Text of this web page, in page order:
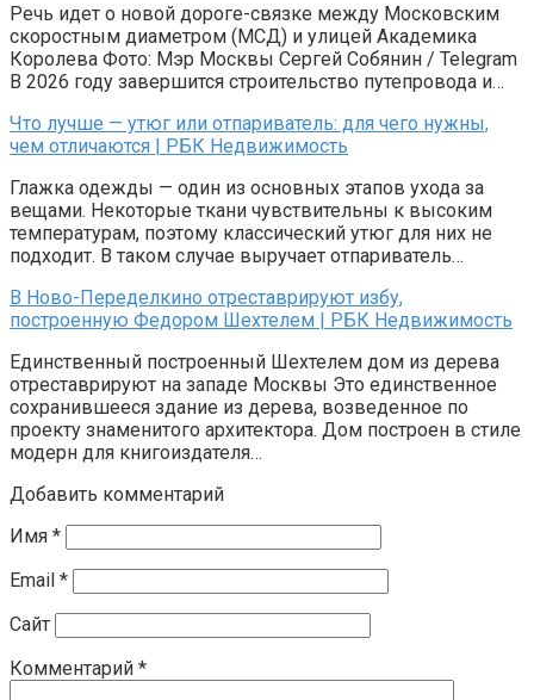
Речь идет о новой дороге-связке между Московским
скоростным диаметром (МСД) и улицей Академика
Королева Фото: Мэр Москвы Сергей Собянин / Telegram
В 2026 году завершится строительство путепровода и…
Что лучше — утюг или отпариватель: для чего нужны,
чем отличаются | РБК Недвижимость
Глажка одежды — один из основных этапов ухода за
вещами. Некоторые ткани чувствительны к высоким
температурам, поэтому классический утюг для них не
подходит. В таком случае выручает отпариватель…
В Ново-Переделкино отреставрируют избу,
построенную Федором Шехтелем | РБК Недвижимость
Единственный построенный Шехтелем дом из дерева
отреставрируют на западе Москвы Это единственное
сохранившееся здание из дерева, возведенное по
проекту знаменитого архитектора. Дом построен в стиле
модерн для книгоиздателя…
Добавить комментарий
Имя *
Email *
Сайт
Комментарий *